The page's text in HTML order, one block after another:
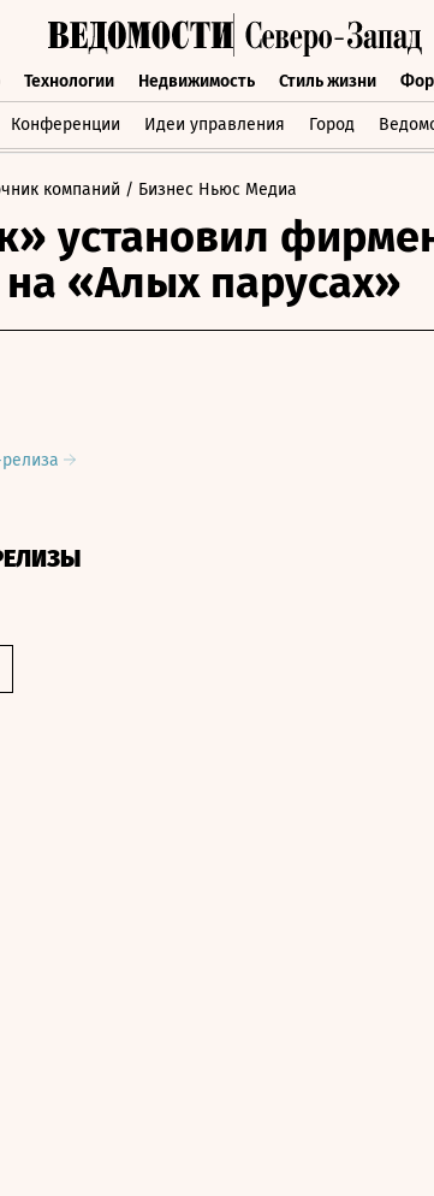
Технологии Недвижимость Стиль жизни
Конференции Идеи управления Город
Технологии Недвижимость Стиль жизни
компаний / Бизнес Ньюс Медиа
установил
«Алых парусах»